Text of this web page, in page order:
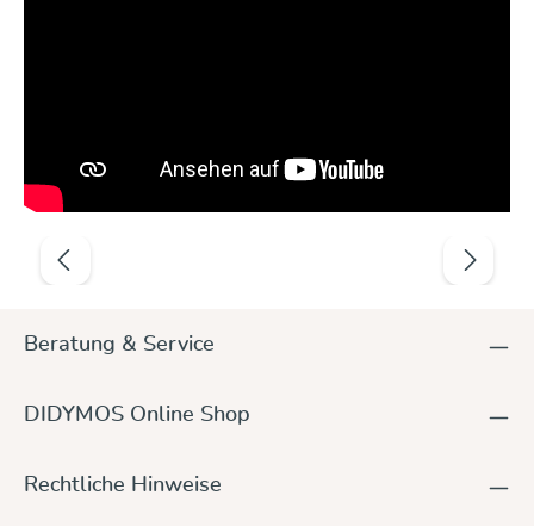
Produktgalerie überspringen
Beratung & Service
DIDYMOS Online Shop
Rechtliche Hinweise